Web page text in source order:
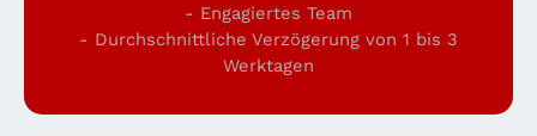
- Engagiertes Team
- Durchschnittliche Verzögerung von 1 bis 3
Werktagen